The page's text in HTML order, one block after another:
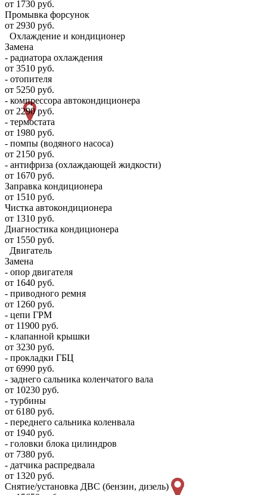
от 1730 руб.
Промывка форсунок
от 2930 руб.
Охлаждение и кондиционер
Замена
- радиатора охлаждения
от 3510 руб.
- отопителя
от 5250 руб.
- компрессора автокондиционера
от 2290 руб.
- термостата
от 1980 руб.
- помпы (водяного насоса)
от 2150 руб.
- антифриза (охлаждающей жидкости)
от 1670 руб.
Заправка кондиционера
от 1510 руб.
Чистка автокондиционера
от 1310 руб.
Диагностика кондиционера
от 1550 руб.
Двигатель
Замена
- опор двигателя
от 1640 руб.
- приводного ремня
от 1260 руб.
- цепи ГРМ
от 11900 руб.
- клапанной крышки
от 3230 руб.
- прокладки ГБЦ
от 6990 руб.
- заднего сальника коленчатого вала
от 10230 руб.
- турбины
от 6180 руб.
- переднего сальника коленвала
от 1940 руб.
- головки блока цилиндров
от 7380 руб.
- датчика распредвала
от 1320 руб.
Снятие/установка ДВС (бензин, дизель)